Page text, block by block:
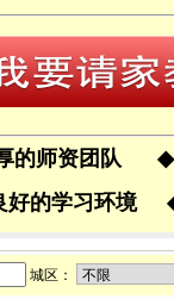
的师资团队 ◆
好的学习环境
城区：